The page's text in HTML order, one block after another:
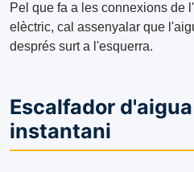
Pel que fa a les connexions de
elèctric, cal assenyalar que
després surt a l'esquerra.
Escalfador
instantani